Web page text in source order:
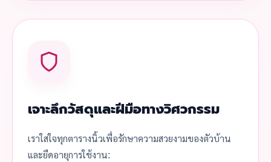
เจาะลึกวัสดุและฝีมือทางวิศวกรรม
เราใส่ใจทุกตารางนิ้วเพื่อรักษาความสวยงามของตัวบ้าน
และยืดอายุการใช้งาน: